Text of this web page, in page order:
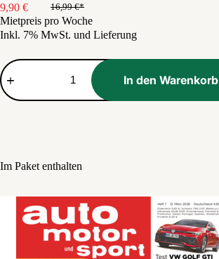
16,99€
Ursprünglicher
Preis
war:
9,90 €
Aktueller
Preis
ist:
Mietpreis pro Woche
Inkl. 7% MwSt. und Lieferung
Paket:
Friseur
Basic
Menge
In den Warenkorb
Im Paket enthalten